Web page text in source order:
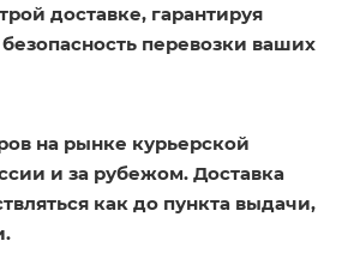
доставке, гарантируя
перевозки ваших
на рынке курьерской
и за рубежом. Доставка
как до пункта выдачи,